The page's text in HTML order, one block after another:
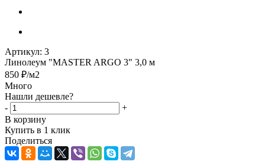
Артикул: 3
Линолеум "MASTER ARGO 3" 3,0 м
850 ₽/м2
Много
Нашли дешевле?
-
+
В корзину
Купить в 1 клик
Поделиться